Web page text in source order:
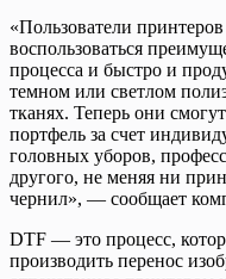
«Пользователи
воспользоваться
процесса и быстро и
темном или светлом
тканях. Теперь они
портфель за счет
головных уборов,
другого, не меняя ни
чернил», — сообщает
DTF — это процесс,
производить перенос